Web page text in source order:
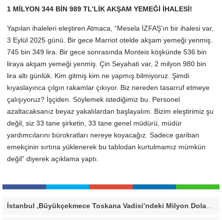
1 MİLYON 344 BİN 989 TL’LİK AKŞAM YEMEĞİ İHALESİ!
Yapılan ihaleleri eleştiren Atmaca, “Mesela İZFAŞ’ın bir ihalesi var,
3 Eylül 2025 günü. Bir gece Marriot otelde akşam yemeği yenmiş.
745 bin 349 lira. Bir gece sonrasında Monteis köşkünde 536 bin
liraya akşam yemeği yenmiş. Çin Seyahati var, 2 milyon 980 bin
lira altı günlük. Kim gitmiş kim ne yapmış bilmiyoruz. Şimdi
kıyaslayınca çılgın rakamlar çıkıyor. Biz nereden tasarruf etmeye
çalışıyoruz? İşçiden. Söylemek istediğimiz bu. Personel
azaltacaksanız beyaz yakalılardan başlayalım. Bizim eleştirimiz şu
değil, siz 33 tane şirketin, 33 tane genel müdürü, müdür
yardımcılarını bürokratları nereye koyacağız. Sadece gariban
emekçinin sırtına yüklenerek bu tablodan kurtulmamız mümkün
değil” diyerek açıklama yaptı.
İstanbul ,Büyükçekmece Toskana Vadisi’ndeki Milyon Dolarlık Villa İçin Savcılık Harekete Geçti! 138,40 Metrekarelik Kaçak Alan Tespit Edildi